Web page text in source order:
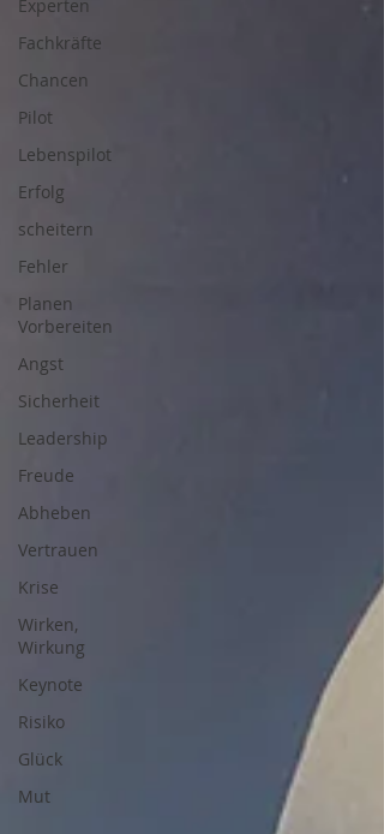
Experten
Fachkräfte
Chancen
Pilot
Lebenspilot
Erfolg
scheitern
Fehler
Planen
Vorbereiten
Angst
Sicherheit
Leadership
Freude
Abheben
Vertrauen
Krise
Wirken,
Wirkung
Keynote
Risiko
Glück
Mut